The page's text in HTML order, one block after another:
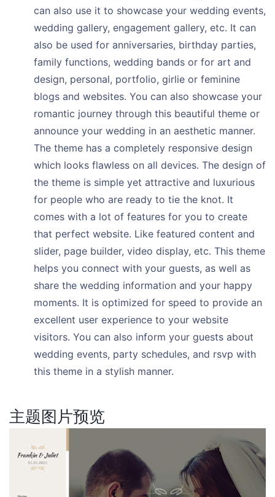
can also use it to showcase your wedding events,
wedding gallery, engagement gallery, etc. It can
also be used for anniversaries, birthday parties,
family functions, wedding bands or for art and
design, personal, portfolio, girlie or feminine
blogs and websites. You can also showcase your
romantic journey through this beautiful theme or
announce your wedding in an aesthetic manner.
The theme has a completely responsive design
which looks flawless on all devices. The design of
the theme is simple yet attractive and luxurious
for people who are ready to tie the knot. It
comes with a lot of features for you to create
that perfect website. Like featured content and
slider, page builder, video display, etc. This theme
helps you connect with your guests, as well as
share the wedding information and your happy
moments. It is optimized for speed to provide an
excellent user experience to your website
visitors. You can also inform your guests about
wedding events, party schedules, and rsvp with
this theme in a stylish manner.
主题图片预览